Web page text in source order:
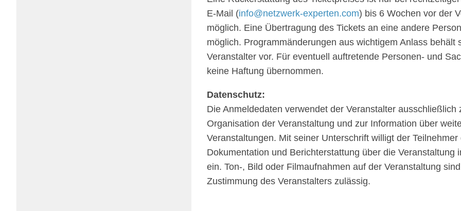
E‑Mail (info@​netzwerk-​experten.​com) bis 6 Wochen vor der
möglich. Eine Über­tra­gung des Tickets an eine andere
möglich. Programm­än­de­run­gen aus wich­ti­gem Anlass behält
Veran­stal­ter vor. Für even­tu­ell auftre­tende Perso­nen- und
keine Haftung übernommen.
Daten­schutz:
Die Anmel­de­da­ten ver­wen­det der Ver­an­stal­ter aus­schließ­lich
Orga­ni­sa­ti­on der Ver­an­stal­tung und zur Infor­ma­ti­on über
Ver­an­stal­tun­gen. Mit sei­ner Unter­schrift wil­ligt der Teil­neh­mer
Doku­men­ta­ti­on und Bericht­erstat­tung über die Ver­an­stal­tung
ein. Ton‑, Bild oder Film­auf­nah­men auf der Ver­an­stal­tung
Zustim­mung des Ver­an­stal­ters zulässig.